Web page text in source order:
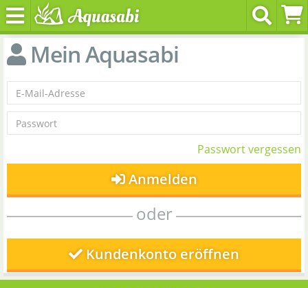
Mein Aquasabi
Passwort vergessen
Anmelden
oder
Kundenkonto eröffnen